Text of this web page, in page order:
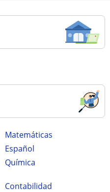
Matemáticas
Español
Química
Contabilidad